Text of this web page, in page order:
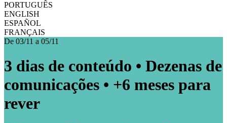
PORTUGUÊS
ENGLISH
ESPAÑOL
FRANÇAIS
De 03/11 a 05/11
3 dias de conteúdo • Dezenas de
comunicações • +6 meses para
rever